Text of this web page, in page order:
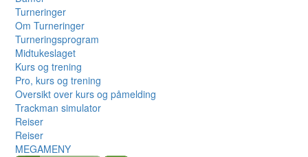
Turneringer
Om Turneringer
Turneringsprogram
Midtukeslaget
Kurs og trening
Pro, kurs og trening
Oversikt over kurs og påmelding
Trackman simulator
Reiser
Reiser
MEGAMENY